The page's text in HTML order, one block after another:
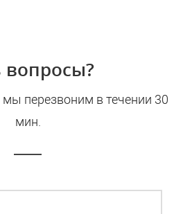
вопросы?
мы перезвоним в течении 30
мин.